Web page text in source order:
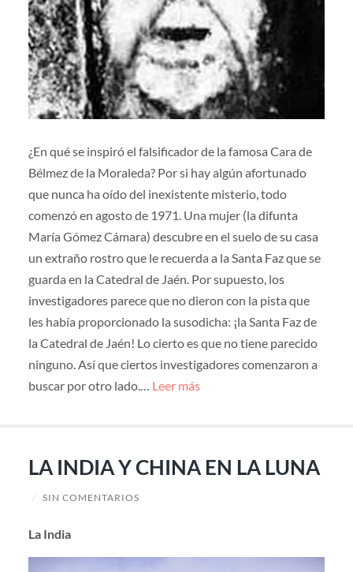
¿En qué se inspiró el falsificador de la famosa Cara de
Bélmez de la Moraleda? Por si hay algún afortunado
que nunca ha oído del inexistente misterio, todo
comenzó en agosto de 1971. Una mujer (la difunta
María Gómez Cámara) descubre en el suelo de su casa
un extraño rostro que le recuerda a la Santa Faz que se
guarda en la Catedral de Jaén. Por supuesto, los
investigadores parece que no dieron con la pista que
les había proporcionado la susodicha: ¡la Santa Faz de
la Catedral de Jaén! Lo cierto es que no tiene parecido
ninguno. Así que ciertos investigadores comenzaron a
buscar por otro lado.… Leer más
LA INDIA Y CHINA EN LA LUNA
/ SIN COMENTARIOS
La India